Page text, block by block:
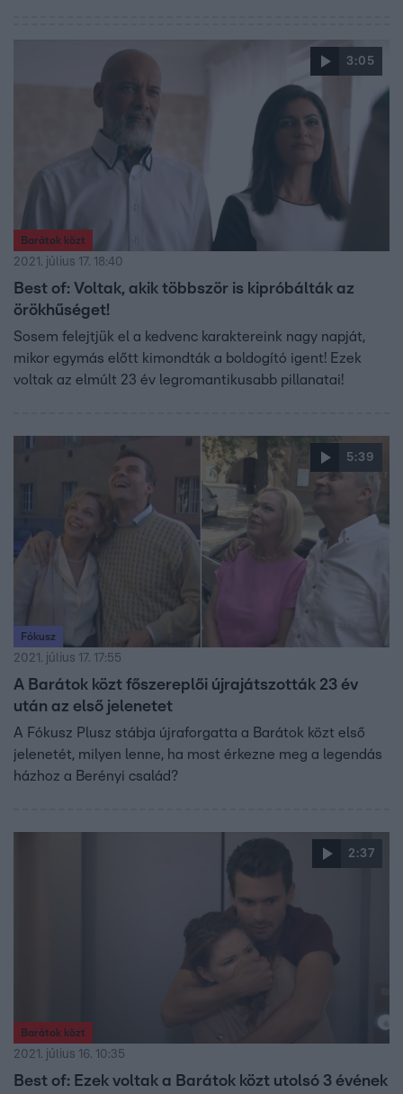
3:05
Barátok közt
2021. július 17. 18:40
Best of: Voltak, akik többször is kipróbálták az
örökhűséget!
Sosem felejtjük el a kedvenc karaktereink nagy napját,
mikor egymás előtt kimondták a boldogító igent! Ezek
voltak az elmúlt 23 év legromantikusabb pillanatai!
5:39
Fókusz
2021. július 17. 17:55
A Barátok közt főszereplői újrajátszották 23 év
után az első jelenetet
A Fókusz Plusz stábja újraforgatta a Barátok közt első
jelenetét, milyen lenne, ha most érkezne meg a legendás
házhoz a Berényi család?
2:37
Barátok közt
2021. július 16. 10:35
Best of: Ezek voltak a Barátok közt utolsó 3 évének